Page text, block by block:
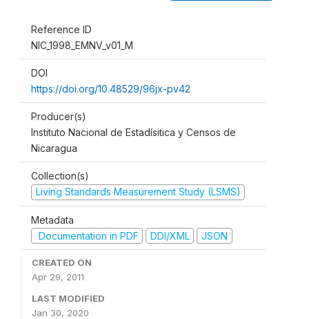
Reference ID
NIC_1998_EMNV_v01_M
DOI
https://doi.org/10.48529/96jx-pv42
Producer(s)
Instituto Nacional de Estadísitica y Censos de
Nicaragua
Collection(s)
Living Standards Measurement Study (LSMS)
Metadata
Documentation in PDF
DDI/XML JSON
CREATED ON
Apr 29, 2011
LAST MODIFIED
Jan 30, 2020